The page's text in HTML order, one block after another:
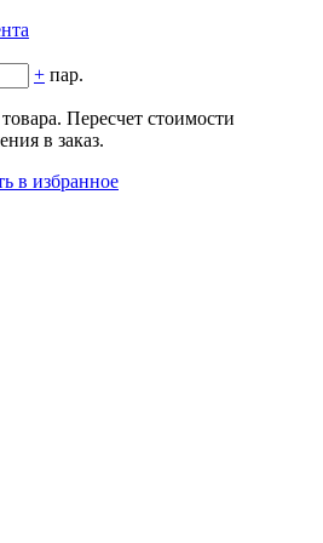
+ пар.
Пересчет стоимости
в заказ.
в избранное